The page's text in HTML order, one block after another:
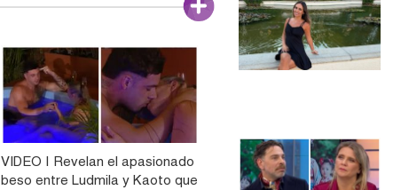
VIDEO | Revelan el apasionado
beso entre Ludmila y Kaoto que